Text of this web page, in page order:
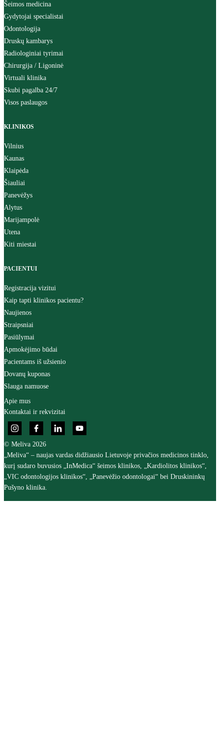
Šeimos medicina
Gydytojai specialistai
Odontologija
Druskų kambarys
Radiologiniai tyrimai
Chirurgija / Ligoninė
Virtuali klinika
Skubi pagalba 24/7
Visos paslaugos
KLINIKOS
Vilnius
Kaunas
Klaipėda
Šiauliai
Panevėžys
Alytus
Marijampolė
Utena
Kiti miestai
PACIENTUI
Registracija vizitui
Kaip tapti klinikos pacientu?
Naujienos
Straipsniai
Pasiūlymai
Apmokėjimo būdai
Pacientams iš užsienio
Dovanų kuponas
Slauga namuose
Apie mus
Kontaktai ir rekvizitai
© Meliva 2026
„Meliva“ – naujas vardas didžiausio Lietuvoje privačios medicinos tinklo,
kurį sudaro buvusios „InMedica“ šeimos klinikos, „Kardiolitos klinikos“,
„VIC odontologijos klinikos“, „Panevėžio odontologai“ bei Druskininkų
Pušyno klinika.